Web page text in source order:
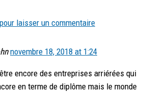
laisser un commentaire
novembre 18, 2018 at 1:24
encore des entreprises arriérées qui
en terme de diplôme mais le monde